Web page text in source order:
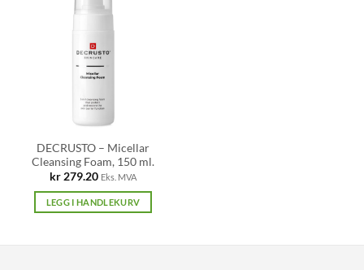
DECRUSTO – Micellar
Cleansing Foam, 150 ml.
kr279.20 Eks. MVA
LEGG I HANDLEKURV